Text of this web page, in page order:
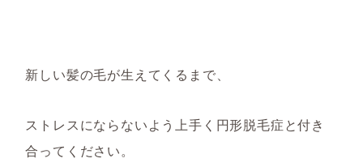
新しい髪の毛が生えてくるまで、
ストレスにならないよう上手く円形脱毛症と付き
合ってください。